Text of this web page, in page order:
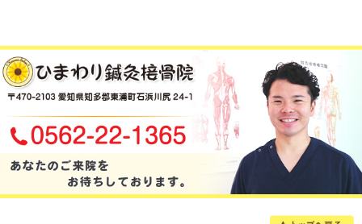
当院へのアクセス情報
〒470-2103 愛知県知多郡東浦町石浜
駐車場
6台あり
電話番号
0562-22-1365